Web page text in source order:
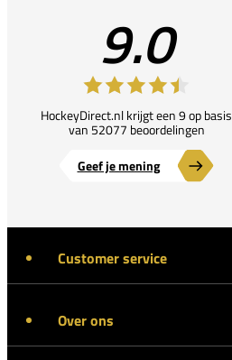
9.0
HockeyDirect.nl krijgt een 9 op basis
van 52077 beoordelingen
Geef je mening
Customer service
Over ons